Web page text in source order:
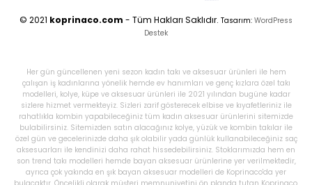
© 2021 koprinaco.com - Tüm Hakları Saklıdır. Tasarım: WordPress
Destek
Her gün güncellenen yeni sezon kadın takı ve aksesuar ürünleri ile hem
çalışan iş kadınlarına yönelik hemde ev hanımları ve genç kızlara özel takı
modelleri, kolye, küpe ve aksesuar ürünleri ile 2021 yılından bugüne kadar
sizlere hizmet vermekteyiz. Sizleri zarif gösterecek elbise ve kıyafetleriniz ile
rahatlıkla kombin yapabileceğiniz tüm kadın aksesuar ürünlerini sitemizde
bulabilirsiniz. Sitemizden satın alacağınız kolye, yüzük ve kombin takılar ile
özel gün ve gecelerinizde daha şık olabilir yada günlük kullanabileceğiniz saç
aksesuarları ile kendinizi daha rahat hissedebilirsiniz. Stoklarımızda hem en
son trend takı modelleri hemde bayan aksesuar ürünlerine yer verilmektedir,
ayrıca çok yakında en şık bayan aksesuar modelleri de Koprinaco'da yer